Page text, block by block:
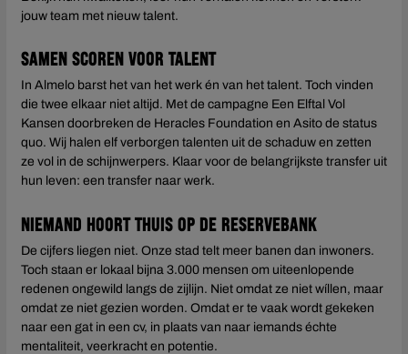
jouw team met nieuw talent.
Samen scoren voor talent
In Almelo barst het van het werk én van het talent. Toch vinden
die twee elkaar niet altijd. Met de campagne Een Elftal Vol
Kansen doorbreken de Heracles Foundation en Asito de status
quo. Wij halen elf verborgen talenten uit de schaduw en zetten
ze vol in de schijnwerpers. Klaar voor de belangrijkste transfer uit
hun leven: een transfer naar werk.
Niemand hoort thuis op de reservebank
De cijfers liegen niet. Onze stad telt meer banen dan inwoners.
Toch staan er lokaal bijna 3.000 mensen om uiteenlopende
redenen ongewild langs de zijlijn. Niet omdat ze niet wíllen, maar
omdat ze niet gezien worden. Omdat er te vaak wordt gekeken
naar een gat in een cv, in plaats van naar iemands échte
mentaliteit, veerkracht en potentie.